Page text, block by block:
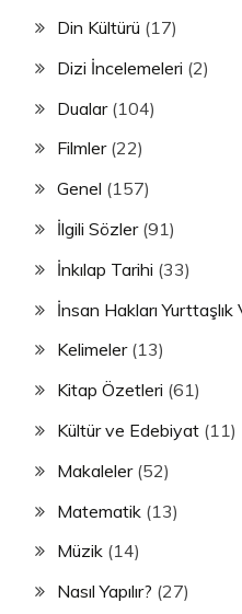
Din Kültürü (17)
Dizi İncelemeleri (2)
Dualar(104)
Filmler(22)
Genel (157)
İlgili Sözler(91)
İnkılap Tarihi (33)
İnsan Hakları
Kelimeler(13)
Kitap Özetleri (61)
Kültür ve Edebiyat (11)
Makaleler(52)
Matematik (13)
Müzik (14)
Nasıl Yapılır? (27)